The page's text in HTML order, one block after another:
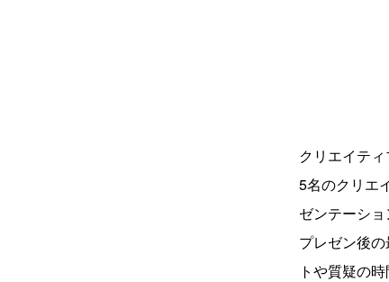
クリエイテ
5名のクリエ
ゼンテーショ
プレゼン後
トや質疑の時